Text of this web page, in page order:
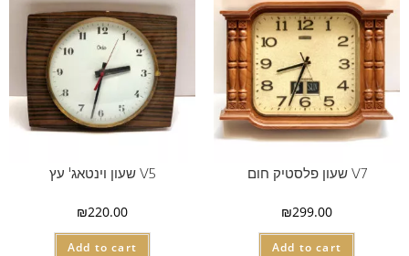
V7 שעון פלסטיק חום
₪299.00
Add to cart
V5 שעון וינטאג' עץ
₪220.00
Add to cart